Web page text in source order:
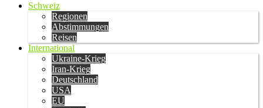
Schweiz
Regionen
Abstimmungen
Reisen
International
Ukraine-Krieg
Iran-Krieg
Deutschland
USA
EU